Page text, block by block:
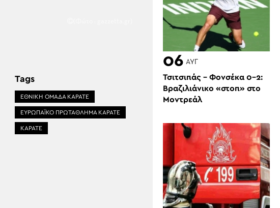
Tags
ΕΘΝΙΚΗ ΟΜΑΔΑ ΚΑΡΑΤΕ
ΕΥΡΩΠΑΪΚΟ ΠΡΩΤΑΘΛΗΜΑ ΚΑΡΑΤΕ
ΚΑΡΑΤΕ
06 ΑΥΓ
Τσιτσιπάς – Φονσέκα 0-2:
Βραζιλιάνικο «στοπ» στο
Μοντρεάλ